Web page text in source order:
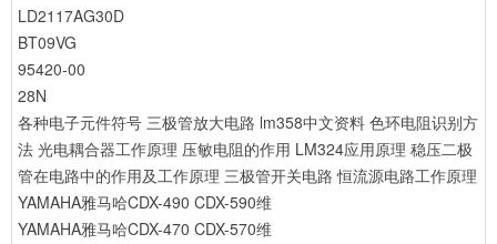
LD2117AG30D
BT09VG
95420-00
28N
各种电子元件符号 三极管放大电路 lm358中文资料 色环电阻识别方
法 光电耦合器工作原理 压敏电阻的作用 LM324应用原理 稳压二极
管在电路中的作用及工作原理 三极管开关电路 恒流源电路工作原理
YAMAHA雅马哈CDX-490 CDX-590维
YAMAHA雅马哈CDX-470 CDX-570维